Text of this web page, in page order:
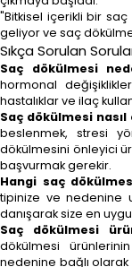
"Bitkisel içerikli bir
geliyor ve saç
Sıkça Sorulan
Saç dökülmesi
hormonal
hastalıklar ve ilaç
Saç dökülmesi nasıl
beslenmek, stresi
dökülmesini önleyici
başvurmak gerekir.
Hangi saç
tipinize ve nedenine
danışarak size en
Saç dökülmesi
dökülmesi
nedenine bağlı